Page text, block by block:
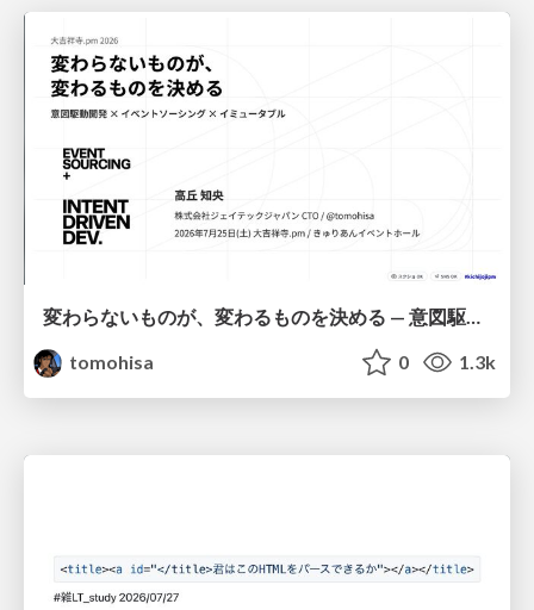
変わらないものが、変わるものを決める — 意図駆動開発 × イベントソーシング × イミュータブル | What Doesn't Change Decides What Can — IDD × Event Sourcing × Immutability
tomohisa
0 1.3k